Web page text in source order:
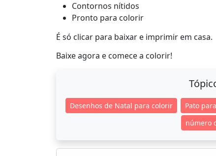
Contornos nítidos
Pronto para colorir
É só clicar para baixar e imprimir em casa.
Baixe agora e comece a colorir!
Desenhos de Natal para colorir Pato
número